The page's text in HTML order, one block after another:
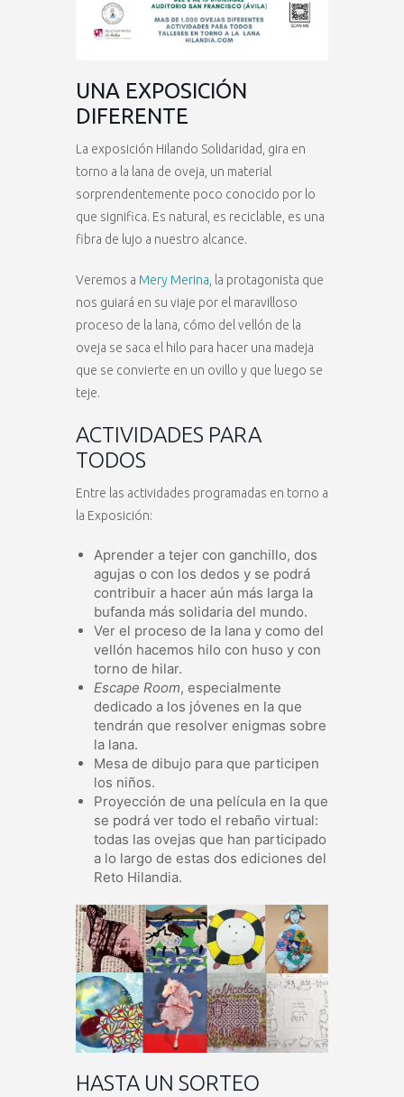
UNA EXPOSICIÓN
DIFERENTE
La exposición Hilando Solidaridad, gira en
torno a la lana de oveja, un material
sorprendentemente poco conocido por lo
que significa. Es natural, es reciclable, es una
fibra de lujo a nuestro alcance.
Veremos a Mery Merina , la protagonista que
nos guiará en su viaje por el maravilloso
proceso de la lana, cómo del vellón de la
oveja se saca el hilo para hacer una madeja
que se convierte en un ovillo y que luego se
teje.
ACTIVIDADES PARA
TODOS
Entre las actividades programadas en torno a
la Exposición:
Aprender a tejer con ganchillo, dos
agujas o con los dedos y se podrá
contribuir a hacer aún más larga la
bufanda más solidaria del mundo.
Ver el proceso de la lana y como del
vellón hacemos hilo con huso y con
torno de hilar.
Escape Room, especialmente
dedicado a los jóvenes en la que
tendrán que resolver enigmas sobre
la lana.
Mesa de dibujo para que participen
los niños.
Proyección de una película en la que
se podrá ver todo el rebaño virtual:
todas las ovejas que han participado
a lo largo de estas dos ediciones del
Reto Hilandia.
HASTA UN SORTEO